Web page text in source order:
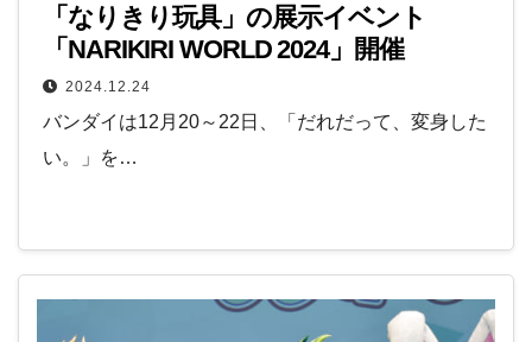
「なりきり玩具」の展示イベント
「NARIKIRI WORLD 2024」開催
2024.12.24
バンダイは12月20～22日、「だれだって、変身した
い。」を…